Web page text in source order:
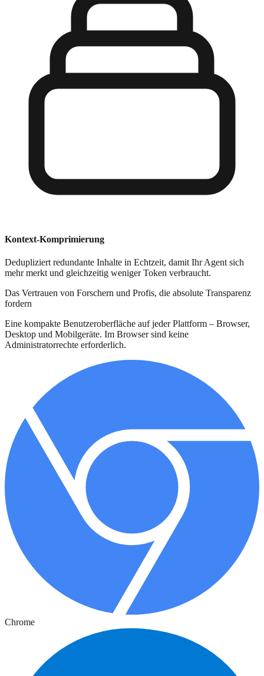
Kontext-Komprimierung
Dedupliziert redundante Inhalte in Echtzeit, damit Ihr Agent sich
mehr merkt und gleichzeitig weniger Token verbraucht.
Das Vertrauen von Forschern und Profis, die absolute Transparenz
fordern
Eine kompakte Benutzeroberfläche auf jeder Plattform – Browser,
Desktop und Mobilgeräte. Im Browser sind keine
Administratorrechte erforderlich.
Chrome